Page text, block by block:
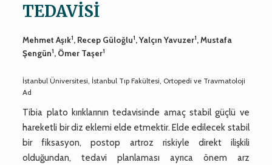
TEDAVİSİ
Mehmet Aşık1, Recep Güloğlu1, Yalçın Yavuzer1, Mustafa
Şengün1, Ömer Taşer1
İstanbul Üniversitesi, İstanbul Tıp Fakültesi, Ortopedi ve Travmatoloji
Ad
Tibia plato kırıklarının tedavisinde amaç stabil güçlü ve
hareketli bir diz eklemi elde etmektir. Elde edilecek stabil
bir fiksasyon, postop artroz riskiyle direkt ilişkili
olduğundan, tedavi planlaması ayrıca önem arz